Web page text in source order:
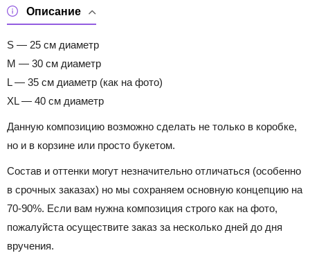
Описание
S — 25 см диаметр
M — 30 см диаметр
L — 35 см диаметр (как на фото)
XL — 40 см диаметр
Данную композицию возможно сделать не только в коробке,
но и в корзине или просто букетом.
Состав и оттенки могут незначительно отличаться (особенно
в срочных заказах) но мы сохраняем основную концепцию на
70-90%. Если вам нужна композиция строго как на фото,
пожалуйста осуществите заказ за несколько дней до дня
вручения.